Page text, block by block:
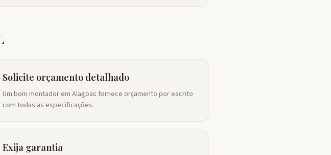
Solicite orçamento detalhado
Um bom montador em Alagoas fornece orçamento por escrito
com todas as especificações.
Exija garantia